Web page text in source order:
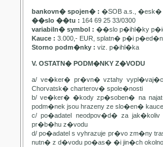
bankovn� spojen� : �SOB a.s., �esk�
��slo ��tu : 164 69 25 33/0300
variabiln� symbol : ��slo p�ihl�ky
Kauce : 3.000,- EUR, splatn� p�i
Storno podm�nky : viz. p�ihl�ka
V. OSTATN� PODM�NKY Z�VODU
a/ ve�ker� pr�vn� vztahy
Chorvatsk� charterov� spole�nosti
b/ ve�ker� �kody zp�soben� na
podm�nek jsou hrazeny ze slo�en� kauce
c/ po�adatel neodpov�d� za
pr�b�hu z�vodu
d/ po�adatel s vyhrazuje pr�vo zm�ny
nutn� z d�vodu po�as� �i jin�ch